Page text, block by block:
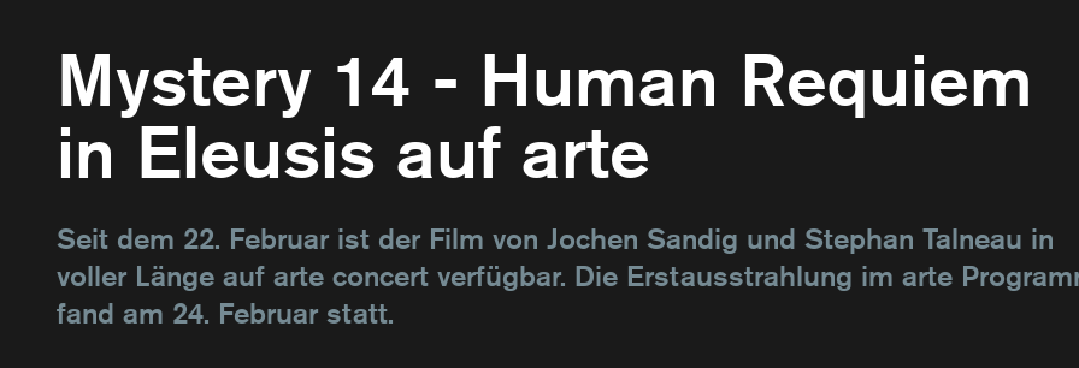
Mystery 14 - Human Requiem
in Eleusis auf arte
Seit dem 22. Februar ist der Film von Jochen Sandig und Stephan Talneau in
voller Länge auf arte concert verfügbar. Die Erstausstrahlung im arte
fand am 24. Februar statt.